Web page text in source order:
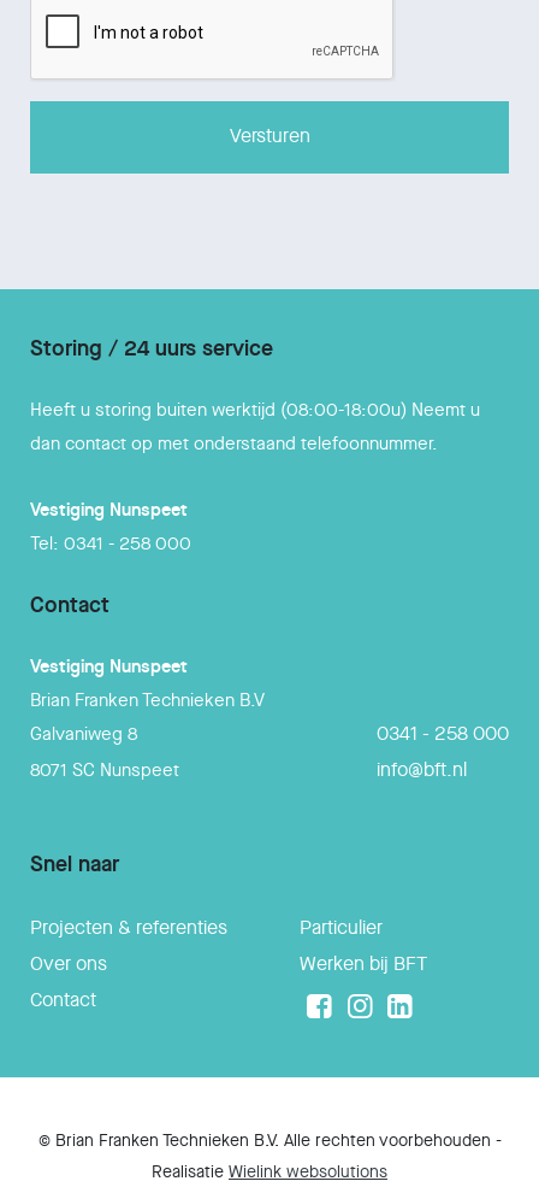
Storing / 24 uurs service
Heeft u storing buiten werktijd (08:00-18:00u) Neemt u
dan contact op met onderstaand telefoonnummer.
Vestiging Nunspeet
Tel: 0341 - 258 000
Contact
Vestiging Nunspeet
Brian Franken Technieken B.V
Galvaniweg 8
8071 SC Nunspeet
0341 - 258 000
info@bft.nl
Snel naar
Projecten & referenties
Particulier
Over ons
Werken bij BFT
Contact
© Brian Franken Technieken B.V. Alle rechten voorbehouden -
Realisatie Wielink websolutions